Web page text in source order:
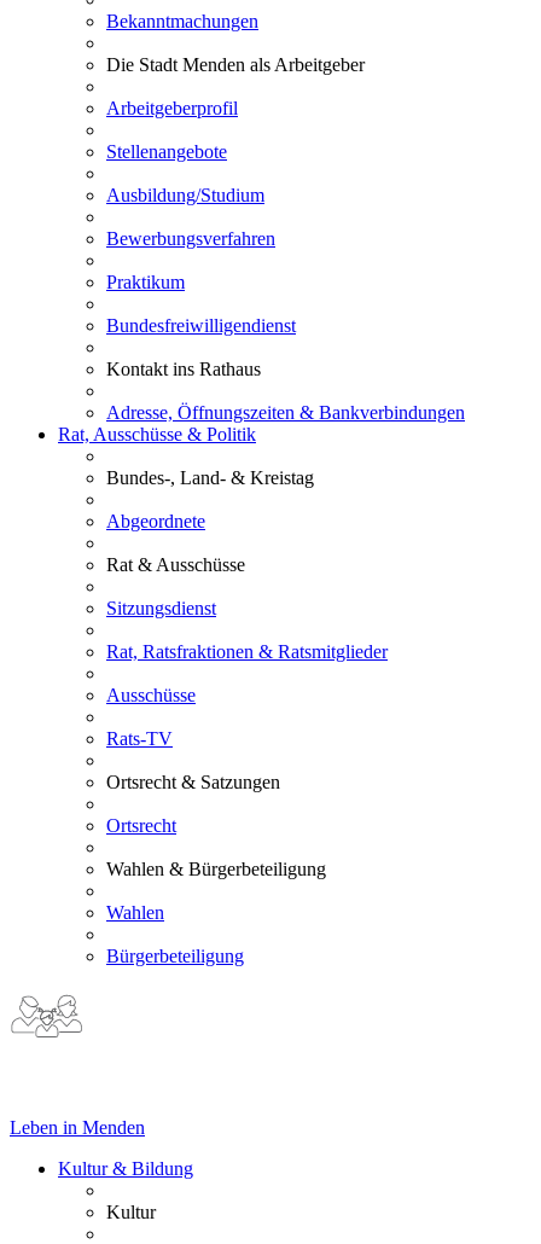
Bekanntmachungen
Die Stadt Menden als Arbeitgeber
Arbeitgeberprofil
Stellenangebote
Ausbildung/Studium
Bewerbungsverfahren
Praktikum
Bundesfreiwilligendienst
Kontakt ins Rathaus
Adresse, Öffnungszeiten & Bankverbindungen
Rat, Ausschüsse & Politik
Bundes-, Land- & Kreistag
Abgeordnete
Rat & Ausschüsse
Sitzungsdienst
Rat, Ratsfraktionen & Ratsmitglieder
Ausschüsse
Rats-TV
Ortsrecht & Satzungen
Ortsrecht
Wahlen & Bürgerbeteiligung
Wahlen
Bürgerbeteiligung
Leben in Menden
Kultur & Bildung
Kultur